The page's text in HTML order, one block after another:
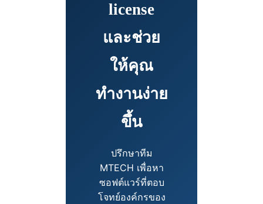
license
และช่วย
ให้คุณ
ทำงานง่าย
ขึ้น
ปรึกษาทีม
MTECH เพื่อหา
ซอฟต์แวร์ที่ตอบ
โจทย์องค์กรของ